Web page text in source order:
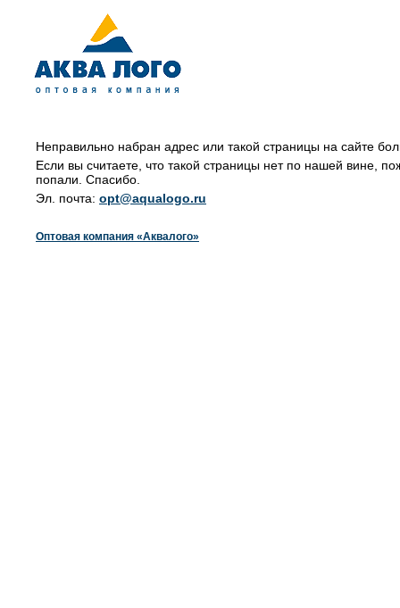
Неправильно набран адрес или такой страницы на сайте
Если вы считаете, что такой страницы нет по нашей вине,
попали. Спасибо.
Эл. почта: opt@aqualogo.ru
Оптовая компания «Аквалого»